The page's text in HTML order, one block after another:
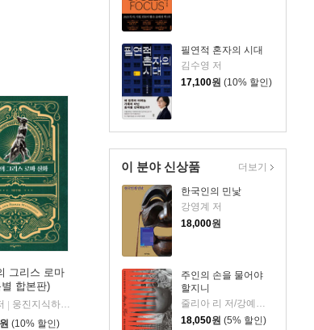
필연적 혼자의 시대
김수영 저
17,100원 (10% 할인)
이 분야 신상품
한국인의 민낯
강영계 저
18,000원
주인의 손을 물어야
할지니
줄리아 리 저/강예은,문지영 역
18,050원 (5% 할인)
더보기
그리스 로마
합본판)
웅진지식하우스
원 (10% 할인)